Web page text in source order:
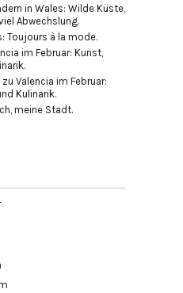
in Wales: Wilde Küste,
Abwechslung.
Toujours à la mode.
im Februar: Kunst,
zu Valencia im Februar:
Kulinarik.
meine Stadt.